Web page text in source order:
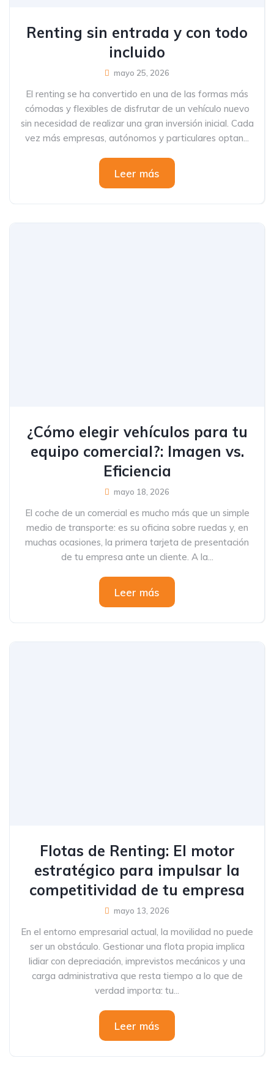
Renting sin entrada y con todo
incluido
mayo 25, 2026
El renting se ha convertido en una de las formas más
cómodas y flexibles de disfrutar de un vehículo nuevo
sin necesidad de realizar una gran inversión inicial. Cada
vez más empresas, autónomos y particulares optan...
Leer más
¿Cómo elegir vehículos para tu
equipo comercial?: Imagen vs.
Eficiencia
mayo 18, 2026
El coche de un comercial es mucho más que un simple
medio de transporte: es su oficina sobre ruedas y, en
muchas ocasiones, la primera tarjeta de presentación
de tu empresa ante un cliente. A la...
Leer más
Flotas de Renting: El motor
estratégico para impulsar la
competitividad de tu empresa
mayo 13, 2026
En el entorno empresarial actual, la movilidad no puede
ser un obstáculo. Gestionar una flota propia implica
lidiar con depreciación, imprevistos mecánicos y una
carga administrativa que resta tiempo a lo que de
verdad importa: tu...
Leer más